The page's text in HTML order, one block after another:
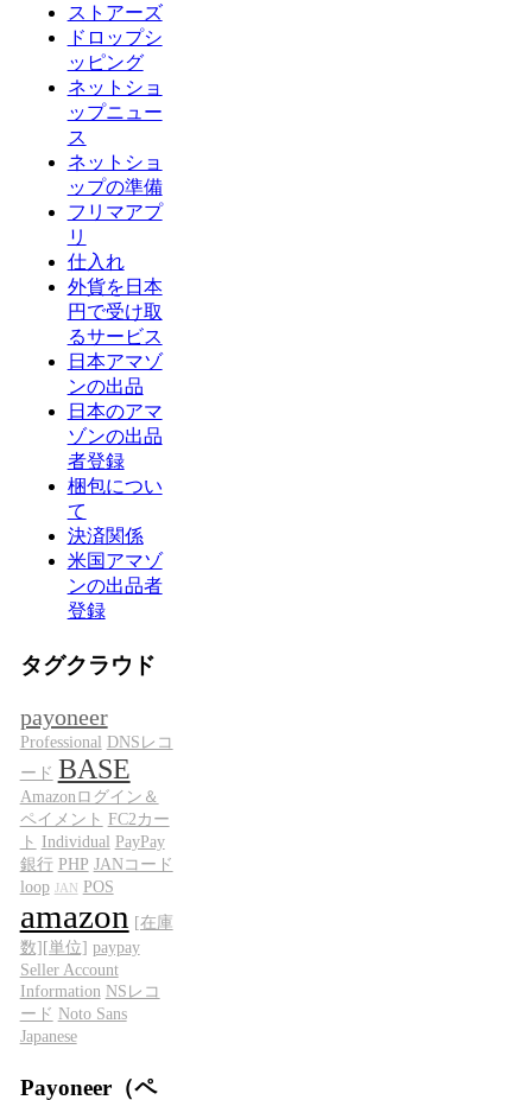
ストアーズ
ドロップシ
ッピング
ネットショ
ップニュー
ス
ネットショ
ップの準備
フリマアプ
リ
仕入れ
外貨を日本
円で受け取
るサービス
日本アマゾ
ンの出品
日本のアマ
ゾンの出品
者登録
梱包につい
て
決済関係
米国アマゾ
ンの出品者
登録
タグクラウド
payoneer
Professional DNSレコ
ード BASE
Amazonログイン＆
ペイメント FC2カー
ト Individual PayPay
銀行 PHP JANコード
loop
JAN POS
amazon [在庫
数][単位] paypay
Seller Account
Information NSレコ
ード Noto Sans
Japanese
Payoneer（ペ